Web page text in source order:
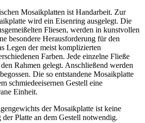
Mosaikplatten ist Handarbeit. Zur
wird ein Eisenring ausgelegt. Die
Fliesen, werden in kunstvollen
besondere Herausforderung für den
Legen der meist komplizierten
Farben. Jede einzelne Fließe
Rahmen gelegt. Anschließend werden
Die so entstandene Mosaikplatte
schmiedeeisernen Gestell eine
Einheit.
der Mosaikplatte ist keine
Platte an dem Gestell notwendig.